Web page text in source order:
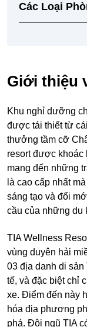
Các Loại
Giới thiệu
Khu nghỉ dưỡng
được tái thiết từ
thưởng tầm cỡ
resort được khoác
mang đến những
là cao cấp nhất
sáng tạo và đổi
cầu của những du
TIA Wellness
vùng duyên hải
03 địa danh di
tế, và đặc biệt chỉ
xe. Điểm đến này
hóa địa phương
phá. Đội ngũ TIA